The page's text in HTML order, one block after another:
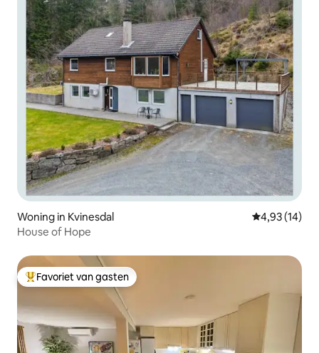
Woning in Kvinesdal Gemiddelde
4,93 (14)
House of Hope
Topfavoriet van gasten
Favoriet van gasten